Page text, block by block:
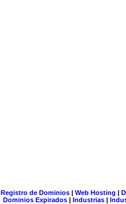
Registro de Dominios| Web Hosting |
Dominios Expirados | Industrias |